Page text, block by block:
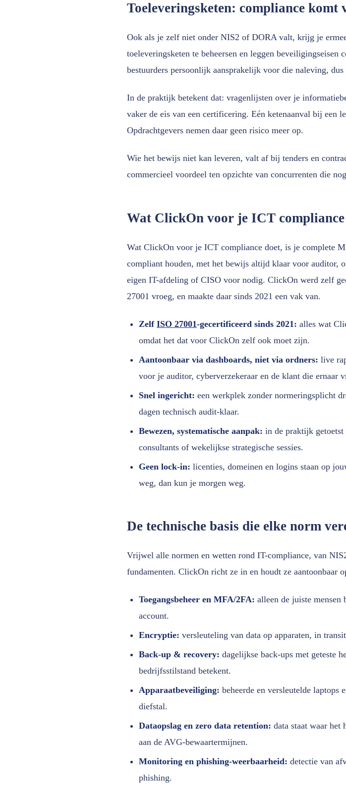
Toeleveringsketen: compliance komt
Ook als je zelf niet onder NIS2 of DORA valt, krijg je
toeleveringsketen te beheersen en leggen
bestuurders persoonlijk aansprakelijk voor die naleving,
In de praktijk betekent dat: vragenlijsten over je
vaker de eis van een certificering. Eén ketenaanval bij een
Opdrachtgevers nemen daar geen risico meer op.
Wie het bewijs niet kan leveren, valt af bij tenders en
commercieel voordeel ten opzichte van concurrenten die
Wat ClickOn voor je ICT
Wat ClickOn voor je ICT compliance doet, is je complete
compliant houden, met het bewijs altijd klaar voor auditor,
eigen IT-afdeling of CISO voor nodig. ClickOn werd zelf
27001 vroeg, en maakte daar sinds 2021 een vak van.
Zelf ISO 27001-gecertificeerd sinds 2021: alles wat
omdat het dat voor ClickOn zelf ook moet zijn.
Aantoonbaar via dashboards, niet via ordners: live
voor je auditor, cyberverzekeraar en de klant die ernaar
Snel ingericht: een werkplek zonder normeringsplicht
dagen technisch audit-klaar.
Bewezen, systematische aanpak: in de praktijk getoetst
consultants of wekelijkse strategische sessies.
Geen lock-in: licenties, domeinen en logins staan op
weg, dan kun je morgen weg.
De technische basis die elke norm
Vrijwel alle normen en wetten rond IT-compliance, van
fundamenten. ClickOn richt ze in en houdt ze aantoonbaar
Toegangsbeheer en MFA/2FA: alleen de juiste
account.
Encryptie: versleuteling van data op apparaten, in
Back-up & recovery: dagelijkse back-ups met geteste
bedrijfsstilstand betekent.
Apparaatbeveiliging: beheerde en versleutelde
diefstal.
Dataopslag en zero data retention: data staat waar het
aan de AVG-bewaartermijnen.
Monitoring en phishing-weerbaarheid: detectie van
phishing.